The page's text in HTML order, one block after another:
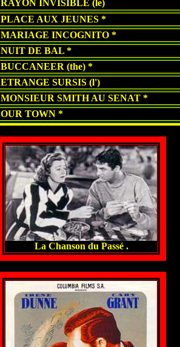
RAYON INVISIBLE (le)
PLACE AUX JEUNES *
MARIAGE INCOGNITO *
NUIT DE BAL *
BUCCANEER (the) *
ETRANGE SURSIS (l')
MONSIEUR SMITH AU SENAT *
OUR TOWN *
La Chanson du Passé .